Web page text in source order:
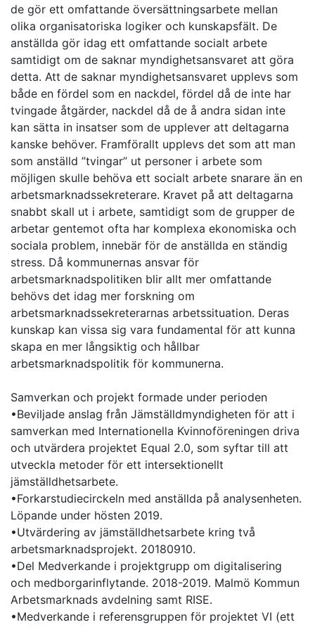
de gör ett omfattande översättningsarbete mellan
olika organisatoriska logiker och kunskapsfält. De
anställda gör idag ett omfattande socialt arbete
samtidigt om de saknar myndighetsansvaret att göra
detta. Att de saknar myndighetsansvaret upplevs som
både en fördel som en nackdel, fördel då de inte har
tvingade åtgärder, nackdel då de å andra sidan inte
kan sätta in insatser som de upplever att deltagarna
kanske behöver. Framförallt upplevs det som att man
som anställd ”tvingar” ut personer i arbete som
möjligen skulle behöva ett socialt arbete snarare än en
arbetsmarknadssekreterare. Kravet på att deltagarna
snabbt skall ut i arbete, samtidigt som de grupper de
arbetar gentemot ofta har komplexa ekonomiska och
sociala problem, innebär för de anställda en ständig
stress. Då kommunernas ansvar för
arbetsmarknadspolitiken blir allt mer omfattande
behövs det idag mer forskning om
arbetsmarknadssekreterarnas arbetssituation. Deras
kunskap kan vissa sig vara fundamental för att kunna
skapa en mer långsiktig och hållbar
arbetsmarknadspolitik för kommunerna.
Samverkan och projekt formade under perioden
•Beviljade anslag från Jämställdmyndigheten för att i
samverkan med Internationella Kvinnoföreningen driva
och utvärdera projektet Equal 2.0, som syftar till att
utveckla metoder för ett intersektionellt
jämställdhetsarbete.
•Forkarstudiecirckeln med anställda på analysenheten.
Löpande under hösten 2019.
•Utvärdering av jämställdhetsarbete kring två
arbetsmarknadsprojekt. 20180910.
•Del Medverkande i projektgrupp om digitalisering
och medborgarinflytande. 2018-2019. Malmö Kommun
Arbetsmarknads avdelning samt RISE.
•Medverkande i referensgruppen för projektet VI (ett